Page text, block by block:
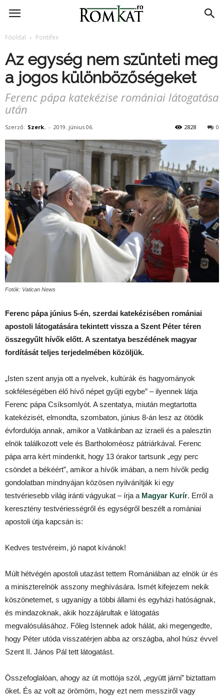
RomKat.ro
Főoldal Pontifex
Az egység nem szünteti meg
a jogos különbözőségeket
Ferenc pápa katekézise romániai látogatása
után
Szerző: Szerk. - 2019. június 06. 0
2828
Fotók: Vatican News
Ferenc pápa június 5-én, szerdai katekézisében romániai
apostoli látogatására tekintett vissza a Szent Péter téren
összegyűlt hívők előtt. A szentatya beszédének magyar
fordítását teljes terjedelmében közöljük.
„Isten szent anyja ott a nyelvek, kultúrák és hagyományok
sokféleségében élő hívő népet gyűjti egybe” – ilyennek látja
Ferenc pápa Csíksomlyót. A szentatya, miután megtartotta
katekézisét, elmondta, szombaton, június 8-án lesz az ötödik
évfordulója annak, amikor a Vatikánban az izraeli és a palesztin
elnök találkozott vele és Bartholoméosz pátriárkával. Ferenc
pápa arra kért mindenkit, hogy 13 órakor tartsunk „egy perc
csöndet a békéért”, amikor a hívők imában, a nem hívők pedig
gondolatban mindnyájan közösen nyilvánítják ki egy
testvériesebb világ iránti vágyukat – írja a Magyar Kurír. Erről a
keresztény testvériességről és egységről beszélt a romániai
apostoli útja kapcsán is:
Kedves testvéreim, jó napot kívánok!
Múlt hétvégén apostoli utazást tettem Romániában az elnök úr és
a miniszterelnök asszony meghívására. Ismét kifejezem nekik
köszönetemet, s ugyanígy a többi állami és egyházi hatóságnak,
és mindazoknak, akik hozzájárultak e látogatás
megvalósulásához. Főleg Istennek adok hálát, aki megengedte,
hogy Péter utóda visszatérjen abba az országba, ahol húsz évvel
Szent II. János Pál tett látogatást.
Összefoglalóan, ahogy az út mottója szól, „együtt járni” biztattam
őket. És az volt az örömöm, hogy ezt nem messziről vagy